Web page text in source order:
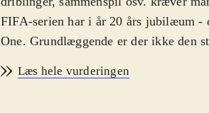
FIFA-serien har i år 20 års jubilæum -
One. Grundlæggende er der ikke den
sæsonen er med, så spillerne på
Læs hele vurderingen